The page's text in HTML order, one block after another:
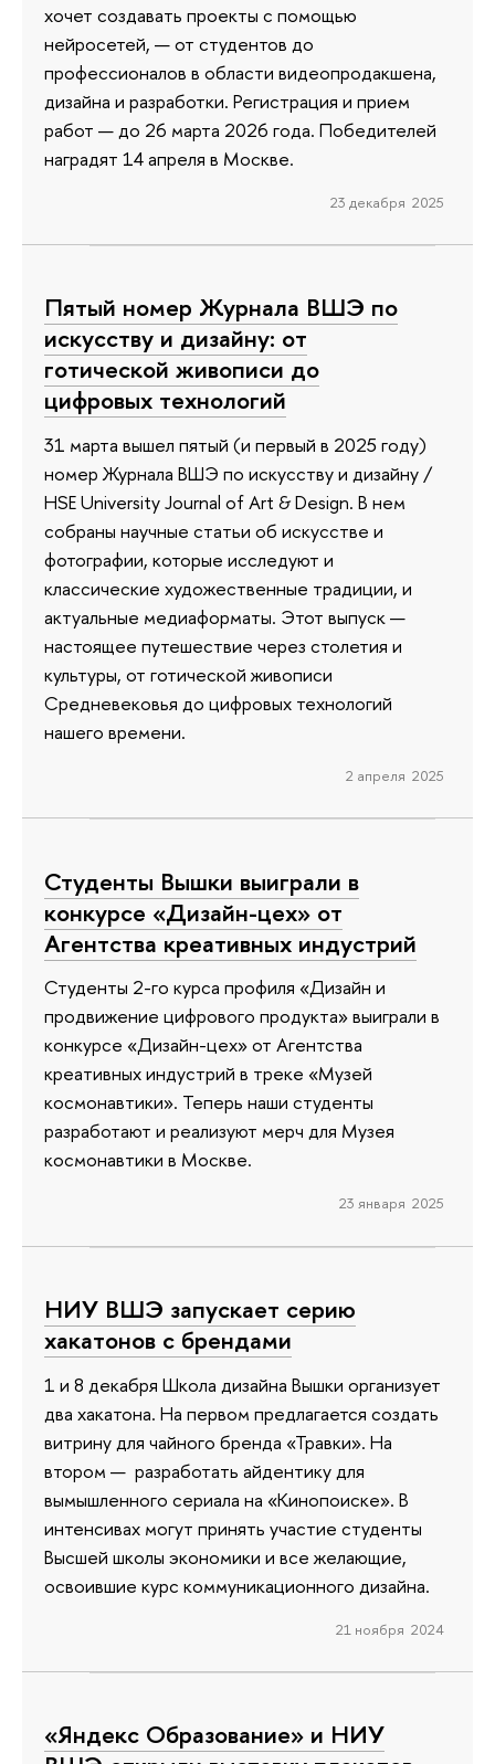
хочет создавать проекты с помощью
нейросетей, — от студентов до
профессионалов в области видеопродакшена,
дизайна и разработки. Регистрация и прием
работ — до 26 марта 2026 года. Победителей
наградят 14 апреля в Москве.
23 декабря 2025
Пятый номер Журнала ВШЭ по
искусству и дизайну: от
готической живописи до
цифровых технологий
31 марта вышел пятый (и первый в 2025 году)
номер Журнала ВШЭ по искусству и дизайну /
HSE University Journal of Art & Design. В нем
собраны научные статьи об искусстве и
фотографии, которые исследуют и
классические художественные традиции, и
актуальные медиаформаты. Этот выпуск —
настоящее путешествие через столетия и
культуры, от готической живописи
Средневековья до цифровых технологий
нашего времени.
2 апреля 2025
Студенты Вышки выиграли в
конкурсе «Дизайн-цех» от
Агентства креативных индустрий
Студенты 2-го курса профиля «Дизайн и
продвижение цифрового продукта» выиграли в
конкурсе «Дизайн-цех» от Агентства
креативных индустрий в треке «Музей
космонавтики». Теперь наши студенты
разработают и реализуют мерч для Музея
космонавтики в Москве.
23 января 2025
НИУ ВШЭ запускает серию
хакатонов с брендами
1 и 8 декабря Школа дизайна Вышки организует
два хакатона. На первом предлагается создать
витрину для чайного бренда «Травки». На
втором — разработать айдентику для
вымышленного сериала на «Кинопоиске». В
интенсивах могут принять участие студенты
Высшей школы экономики и все желающие,
освоившие курс коммуникационного дизайна.
21 ноября 2024
«Яндекс Образование» и НИУ